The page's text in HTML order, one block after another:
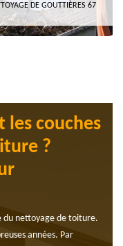
DE GOUTTIÈRES 67
les couches
?
du nettoyage de toiture.
années. Par